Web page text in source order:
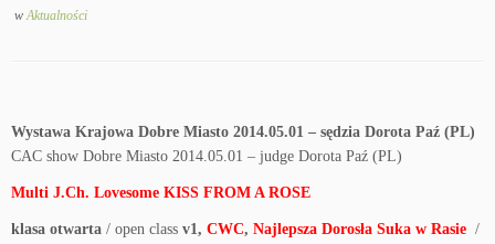
wAktualności
Wystawa Krajowa Dobre Miasto 2014.05.01 – sędzia Dorota Paź (PL)
CAC show Dobre Miasto 2014.05.01 – judge Dorota Paź (PL)
Multi J.Ch. Lovesome KISS FROM A ROSE
klasa otwarta / open class v1, CWC, Najlepsza Dorosła Suka w Rasie /